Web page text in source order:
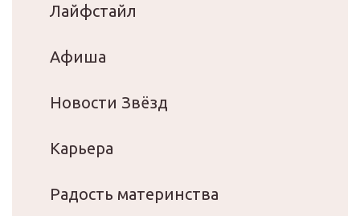
Лайфстайл
Афиша
Новости Звёзд
Карьера
Радость материнства